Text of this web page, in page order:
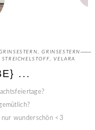
,GRINSESTERN
STREICHELSTOFF ,VELARA
...
wunderschön <3